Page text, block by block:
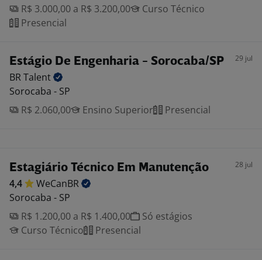
R$ 3.000,00 a R$ 3.200,00
Curso Técnico
Presencial
Estágio De Engenharia - Sorocaba/SP 29 jul
BRTalent
Sorocaba - SP
R$ 2.060,00
Ensino Superior Presencial
Estagiário Técnico Em Manutenção 28 jul
4,4
WeCanBR
Sorocaba - SP
R$ 1.200,00 a R$ 1.400,00
Só estágios
Curso Técnico
Presencial